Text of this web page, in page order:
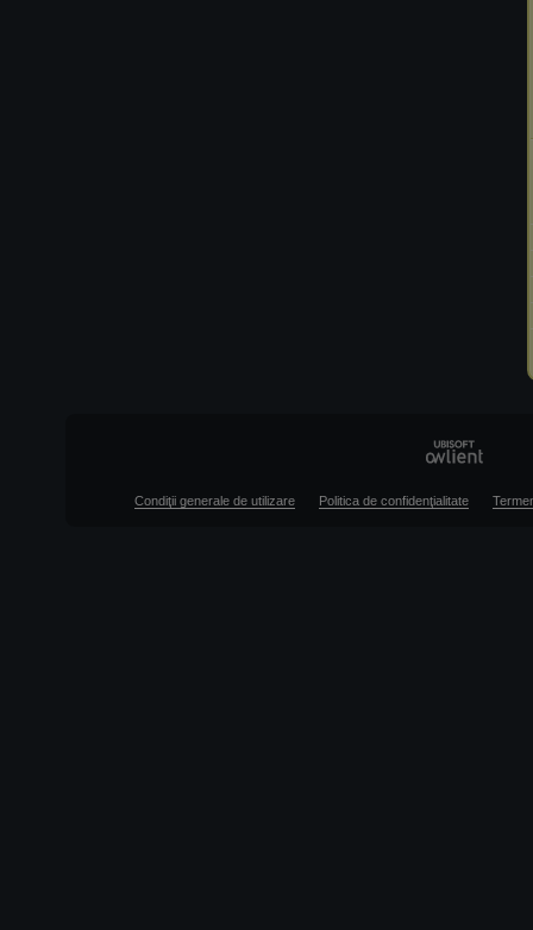
Condiţii generale de utilizare Politica de confidenţialitate